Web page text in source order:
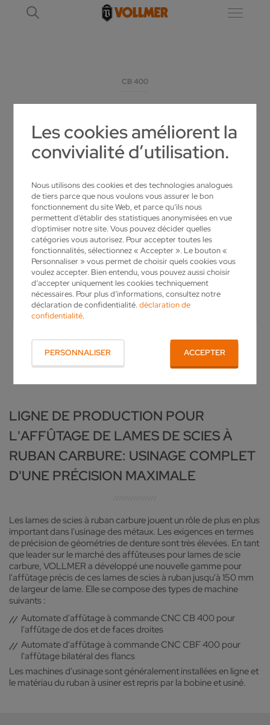
Les cookies améliorent la
convivialité d’utilisation.
Nous utilisons des cookies et des technologies analogues
de tiers parce que nous voulons vous assurer le bon
fonctionnement du site Web, et parce qu’ils nous
permettent d'établir des statistiques anonymisées en vue
d’optimiser notre site. Vous pouvez décider quelles
catégories vous autorisez. Pour accepter toutes les
fonctionnalités, sélectionnez « Accepter ». Le bouton «
Personnaliser » vous permet de choisir quels cookies vous
voulez accepter. Bien entendu, vous pouvez aussi choisir
d’accepter uniquement les cookies techniquement
nécessaires. Pour plus d’informations, consultez notre
déclaration de confidentialité.déclaration de
confidentialité.
PERSONNALISER ACCEPTER
CB 400
CB 400 // CBF 400
AUTOMATES D'AFFÛTAGE POUR LAMES DE
LIGNE DE PRODUCTION POUR
L'AFFÛTAGE DE LAMES DE SCIES À
RUBAN CARBURE: USINAGE COMPLET
D'UNE PRÉCISION MAXIMALE
Les lames de scies à ruban carbure jouent un rôle de plus en plus
important dans l'usinage des métaux. Les exigences en termes
de précision de géométries de denture sont très élevées. En tant
que leader sur le marché des affûteuses pour lames de scie
carbure, VOLLMER a développé une nouvelle gamme pour
l'affûtage précis de ces lames de scies à ruban jusqu'à 150 mm
de largeur de lame. Elle se compose des types de machine
suivants :
Automate d'affûtage à commande CNC CB 400 pour
l'affûtage de dos et de faces droites
Automate d'affûtage à commande CNC CBF 400 pour
l'affûtage bilatéral des flancs
Les machines d'usinage sont généralement installées en ligne et
le matériau du ruban à usiner est repris par la bobine et usiné.